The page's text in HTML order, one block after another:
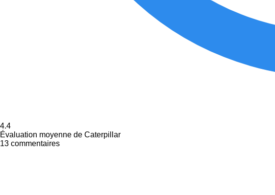
4.4
Évaluation moyenne de Caterpillar
13 commentaires